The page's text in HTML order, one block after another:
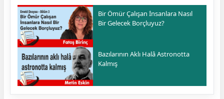
Bir Ömür Çalışan İnsanlara Nasıl
Bir Gelecek Borçluyuz?
Bazılarının Aklı Halâ Astronotta
Kalmış